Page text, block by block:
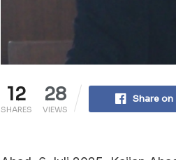
12
SHARES
28
VIEWS
Share